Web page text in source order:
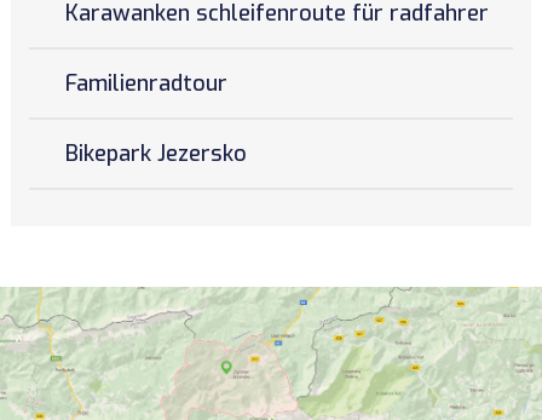
Karawanken schleifenroute für radfahrer
Familienradtour
Bikepark Jezersko